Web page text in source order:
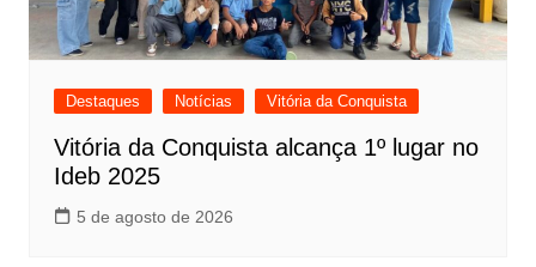
Destaques Notícias Vitória da Conquista
Vitória da Conquista alcança 1º lugar no
Ideb 2025
5 de agosto de 2026